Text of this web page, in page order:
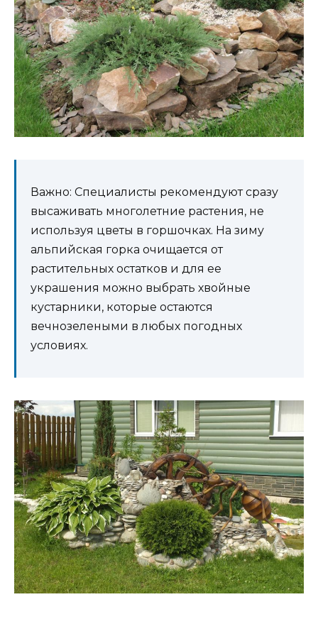
Важно: Специалисты рекомендуют сразу
высаживать многолетние растения, не
используя цветы в горшочках. На зиму
альпийская горка очищается от
растительных остатков и для ее
украшения можно выбрать хвойные
кустарники, которые остаются
вечнозелеными в любых погодных
условиях.